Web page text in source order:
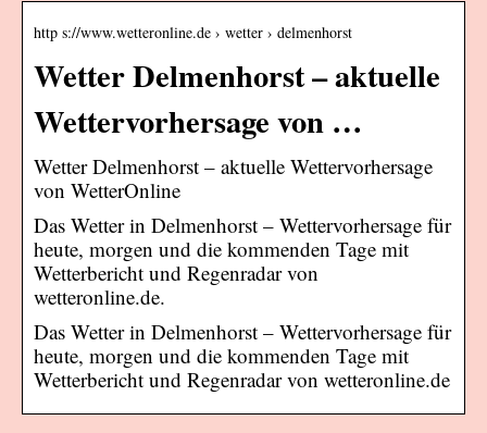
http s://www.wetteronline.de › wetter › delmenhorst
Wetter Delmenhorst – aktuelle
Wettervorhersage von …
Wetter Delmenhorst – aktuelle Wettervorhersage
von WetterOnline
Das Wetter in Delmenhorst – Wettervorhersage für
heute, morgen und die kommenden Tage mit
Wetterbericht und Regenradar von
wetteronline.de.
Das Wetter in Delmenhorst – Wettervorhersage für
heute, morgen und die kommenden Tage mit
Wetterbericht und Regenradar von wetteronline.de